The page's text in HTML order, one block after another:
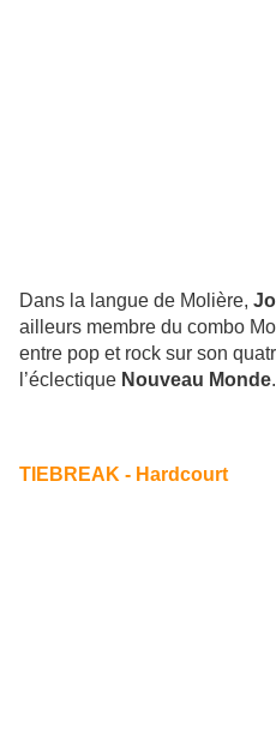
Dans la langue de Molière,
ailleurs membre du combo
entre pop et rock sur son
l’éclectique Nouveau Monde.
TIEBREAK - Hardcourt